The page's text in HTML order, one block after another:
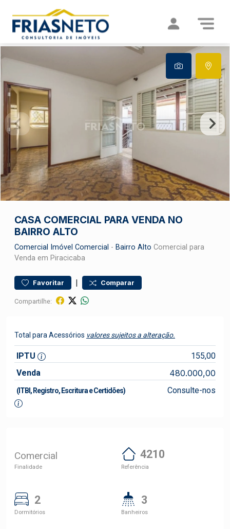
CASA COMERCIAL PARA VENDA NO
BAIRRO ALTO
Comercial Imóvel Comercial - Bairro Alto Comercial para
Venda em Piracicaba
Favoritar | Comparar
Compartilhe:
Total para Acessórios valores sujeitos a alteração.
IPTU
155,00
Venda
480.000,00
(ITBI, Registro, Escritura e Certidões) Consulte-nos
Comercial
Finalidade
4210
Referência
2
Dormitórios
3
Banheiros